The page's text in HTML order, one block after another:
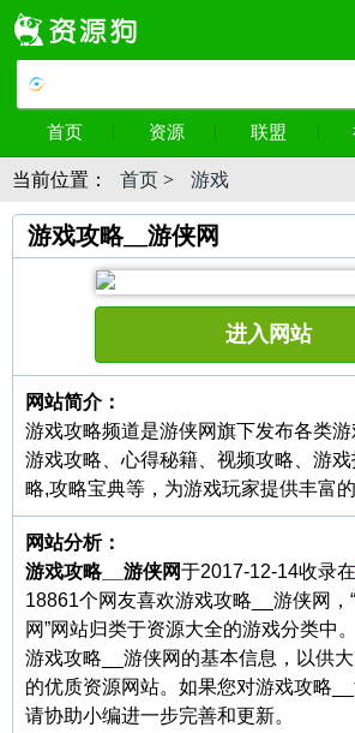
首页 资源 联盟
当前位置： 首页 > 游戏
游戏攻略__游侠网
进入网站
网站简介：
游戏攻略频道是游侠网旗下发布各类
游戏攻略、心得秘籍、视频攻略、游
略,攻略宝典等，为游戏玩家提供丰富的
网站分析：
游戏攻略__游侠网于2017-12-14收录在
18861个网友喜欢游戏攻略__游侠网，
网”网站归类于资源大全的游戏分类中
游戏攻略__游侠网的基本信息，以供
的优质资源网站。如果您对游戏攻略
请协助小编进一步完善和更新。